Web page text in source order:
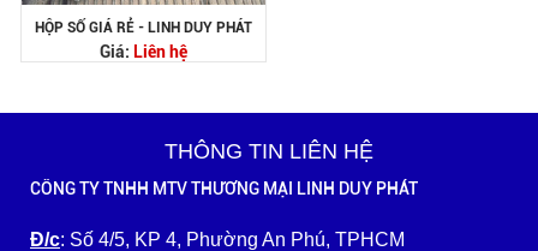
HỘP SỐ GIÁ RẺ - LINH DUY PHÁT
Giá: Liên hệ
THÔNG TIN LIÊN HỆ
CÔNG TY TNHH MTV THƯƠNG MẠI LINH DUY PHÁT
Đ/c: Số 4/5, KP 4, Phường An Phú, TPHCM